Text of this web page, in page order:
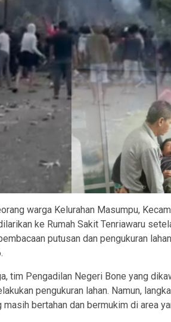
warga Kelurahan Masumpu,
ke Rumah Sakit Tenriawaru
putusan dan pengukuran
tim Pengadilan Negeri Bone yang
pengukuran lahan. Namun,
bertahan dan bermukim di area